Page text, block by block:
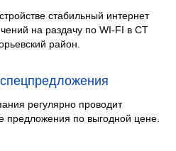
стабильный интернет
на раздачу по WI-FI в СТ
район.
регулярно проводит
предложения по выгодной цене.